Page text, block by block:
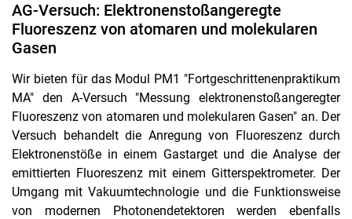
AG-Versuch: Elektronenstoßangeregte
Fluoreszenz von atomaren und molekularen
Gasen
Wir bieten für das Modul PM1 "Fortgeschrittenenpraktikum
MA" den A-Versuch "Messung elektronenstoßangeregter
Fluoreszenz von atomaren und molekularen Gasen" an. Der
Versuch behandelt die Anregung von Fluoreszenz durch
Elektronenstöße in einem Gastarget und die Analyse der
emittierten Fluoreszenz mit einem Gitterspektrometer. Der
Umgang mit Vakuumtechnologie und die Funktionsweise
von modernen Photonendetektoren werden ebenfalls